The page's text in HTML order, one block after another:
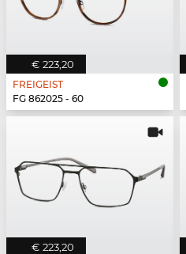
€ 223,20
FREIGEIST
FG 862025 - 60
€ 223,20